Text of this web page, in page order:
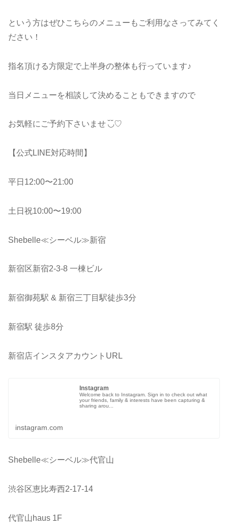
という方はぜひこちらのメニューもご利用なさってみてく
ださい！
指名頂ける方限定で上半身の整体も行っています♪
当日メニューを相談して決めることもできますので
お気軽にご予約下さいませ ◟̆◞̆♡
【公式LINE対応時間】
平日12:00〜21:00
土日祝10:00〜19:00
Shebelle≪シーベル≫新宿
新宿区新宿2-3-8 一棟ビル
新宿御苑駅 & 新宿三丁目駅徒歩3分
新宿駅 徒歩8分
新宿店インスタアカウントURL
Instagram
Welcome back to Instagram. Sign in to check out what
your friends, family & interests have been capturing &
sharing arou...
instagram.com
Shebelle≪シーベル≫代官山
渋谷区恵比寿西2-17-14
代官山haus 1F